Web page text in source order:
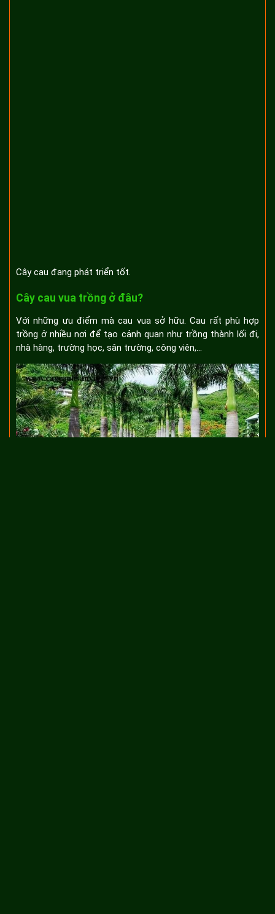
Cây cau đang phát triển tốt.
Cây cau vua trồng ở đâu?
Với những ưu điểm mà cau vua sở hữu. Cau rất phù hợp
trồng ở nhiều nơi để tạo cảnh quan như trồng thành lối đi,
nhà hàng, trường học, sân trường, công viên,…